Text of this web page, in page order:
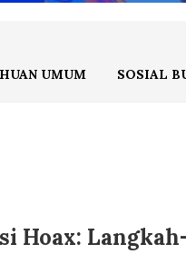
UMUM SOSIAL
Hoax: